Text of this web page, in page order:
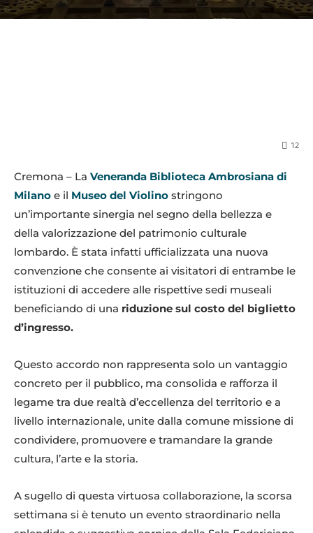
12
Cremona – La Veneranda Biblioteca Ambrosiana di
Milano e il Museo del Violino stringono
un’importante sinergia nel segno della bellezza e
della valorizzazione del patrimonio culturale
lombardo. È stata infatti ufficializzata una nuova
convenzione che consente ai visitatori di entrambe le
istituzioni di accedere alle rispettive sedi museali
beneficiando di una riduzione sul costo del biglietto
d’ingresso.
Questo accordo non rappresenta solo un vantaggio
concreto per il pubblico, ma consolida e rafforza il
legame tra due realtà d’eccellenza del territorio e a
livello internazionale, unite dalla comune missione di
condividere, promuovere e tramandare la grande
cultura, l’arte e la storia.
A sugello di questa virtuosa collaborazione, la scorsa
settimana si è tenuto un evento straordinario nella